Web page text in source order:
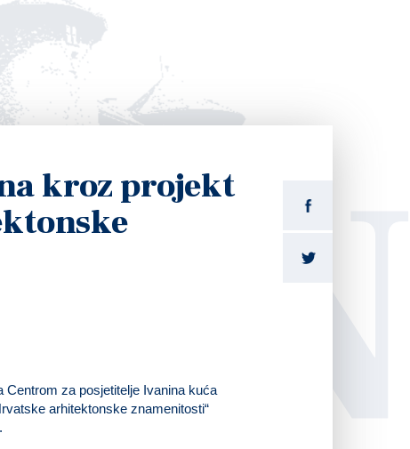
kroz projekt
Centrom za posjetitelje Ivanina kuća
arhitektonske znamenitosti“